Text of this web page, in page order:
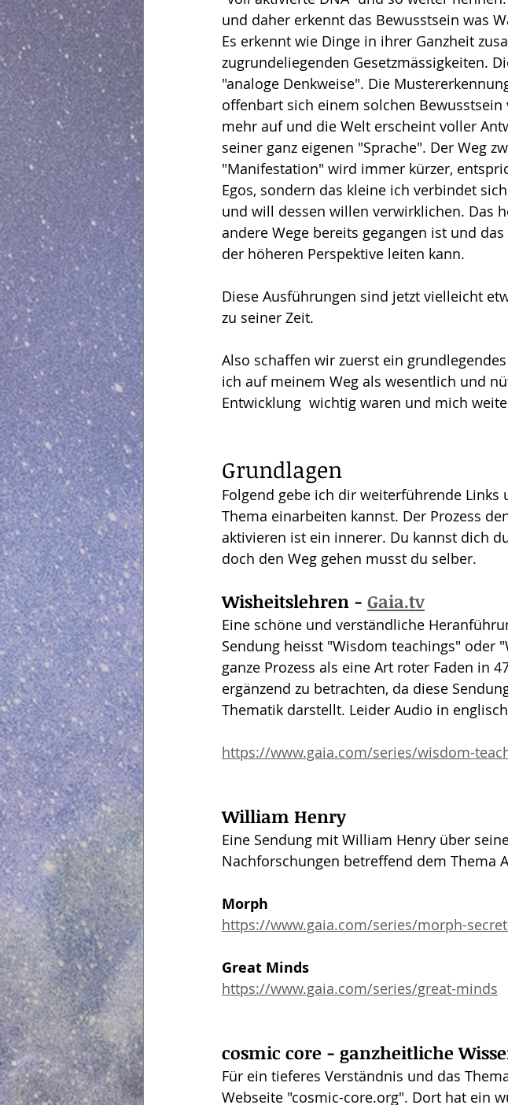
und daher erkennt das Bewusstsein was
Es erkennt wie Dinge in ihrer Ganzheit
zugrundeliegenden Gesetzmässigkeiten.
"analoge Denkweise". Die
offenbart sich einem solchen
mehr auf und die Welt erscheint voller
seiner ganz eigenen "Sprache". Der Weg
"Manifestation" wird immer kürzer,
Egos, sondern das kleine ich verbindet
und will dessen willen verwirklichen. Das
andere Wege bereits gegangen ist und
der höheren Perspektive leiten kann.
Diese Ausführungen sind jetzt vielleicht
zu seiner Zeit.
Also schaffen wir zuerst ein
ich auf meinem Weg als wesentlich und
Entwicklung  wichtig waren und mich
Grundlagen
Folgend gebe ich dir weiterführende
Thema einarbeiten kannst. Der Prozess
aktivieren ist ein innerer. Du kannst dich
doch den Weg gehen musst du selber.
Wisheitslehren - Gaia.tv
Eine schöne und verständliche
Sendung heisst "Wisdom teachings" oder
ganze Prozess als eine Art roter Faden in
ergänzend zu betrachten, da diese
Thematik darstellt. Leider Audio in
https://www.gaia.com/series/wisdom-
William Henry
Eine Sendung mit William Henry über
Nachforschungen betreffend dem Thema
Morph
https://www.gaia.com/series/morph-
Great Minds
https://www.gaia.com/series/great-minds
cosmic core - ganzheitliche
Für ein tieferes Verständnis und das
Webseite "cosmic-core.org". Dort hat ein